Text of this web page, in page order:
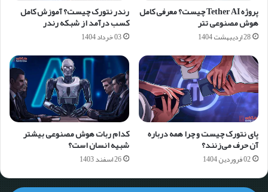
پروژه Tether AI چیست؟ معرفی کامل
هوش مصنوعی تتر
28 اردیبهشت 1404
رندر نتورک چیست؟ آموزش کامل
کسب درآمد از شبکه رندر
03 خرداد 1404
پای نتورک چیست و چرا همه درباره
آن حرف می‌زنند؟
02 فروردین 1404
کدام ربات هوش مصنوعی بیشتر
شبیه انسان است؟
26 اسفند 1403